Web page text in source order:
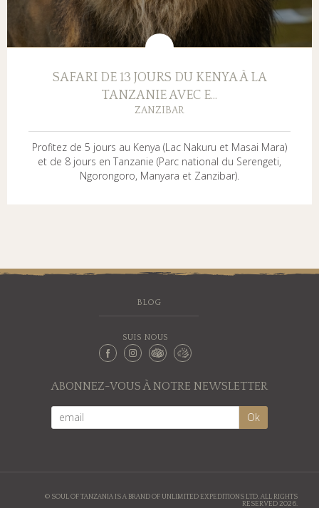
SAFARI DE 13 JOURS DU KENYA À LA
TANZANIE AVEC E...
ZANZIBAR
Profitez de 5 jours au Kenya (Lac Nakuru et Masai Mara)
et de 8 jours en Tanzanie (Parc national du Serengeti,
Ngorongoro, Manyara et Zanzibar).
BLOG
SUIS NOUS
ABONNEZ-VOUS À NOTRE NEWSLETTER
© SOUL OF TANZANIA IS A BRAND OF UNLIMITED EXPEDITIONS LTD. ALL RIGHTS
RESERVED 2026.